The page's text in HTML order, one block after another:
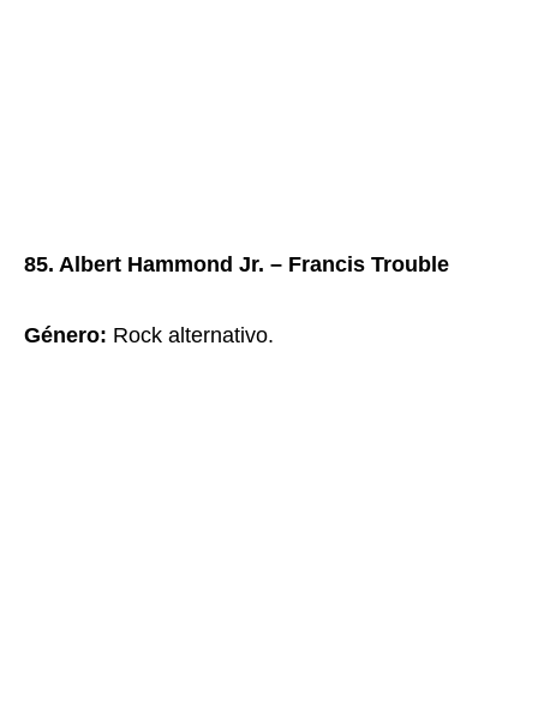
85. Albert Hammond Jr. – Francis Trouble
Género: Rock alternativo.